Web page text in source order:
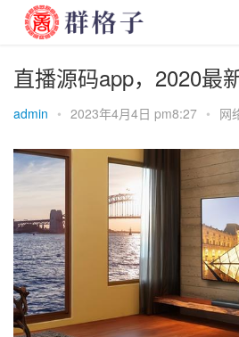
直播源码app，2020最
admin • 2023年4月4日 pm8:27 • 网